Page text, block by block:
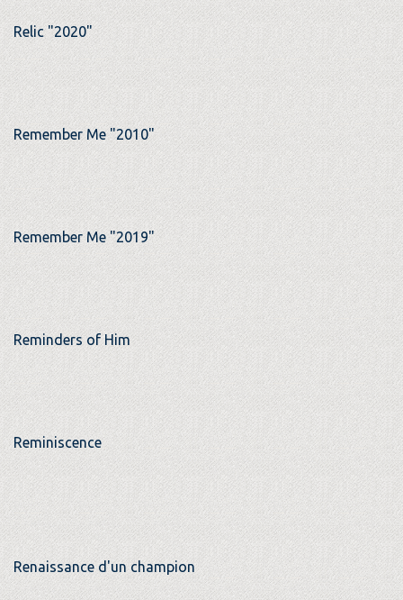
Relic "2020"
Remember Me "2010"
Remember Me "2019"
Reminders of Him
Reminiscence
Renaissance d'un champion